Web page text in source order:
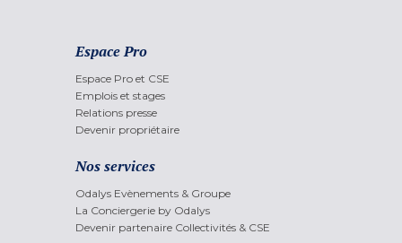
Espace Pro
Espace Pro et CSE
Emplois et stages
Relations presse
Devenir propriétaire
Nos services
Odalys Evènements & Groupe
La Conciergerie by Odalys
Devenir partenaire Collectivités & CSE